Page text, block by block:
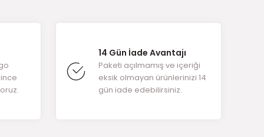
14 Gün İade Avantajı
Paketi açılmamış ve içeriği
eksik olmayan ürünlerinizi 14
gün iade edebilirsiniz.